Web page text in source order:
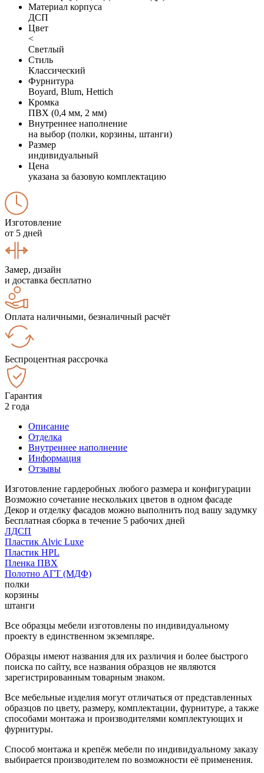
Материал корпуса
ДСП
Цвет
<
Светлый
Стиль
Классический
Фурнитура
Boyard, Blum, Hettich
Кромка
ПВХ (0,4 мм, 2 мм)
Внутреннее наполнение
на выбор (полки, корзины, штанги)
Размер
индивидуальный
Цена
указана за базовую комплектацию
Изготовление
от 5 дней
Замер, дизайн
и доставка бесплатно
Оплата наличными, безналичный расчёт
Беспроцентная рассрочка
Гарантия
2 года
Описание
Отделка
Внутреннее наполнение
Информация
Отзывы
Изготовление гардеробных любого размера и конфигурации
Возможно сочетание нескольких цветов в одном фасаде
Декор и отделку фасадов можно выполнить под вашу задумку
Бесплатная сборка в течение 5 рабочих дней
ЛДСП
Пластик Alvic Luxe
Пластик HPL
Пленка ПВХ
Полотно АГТ (МДФ)
полки
корзины
штанги
Все образцы мебели изготовлены по индивидуальному
проекту в единственном экземпляре.
Образцы имеют названия для их различия и более быстрого
поиска по сайту, все названия образцов не являются
зарегистрированным товарным знаком.
Все мебельные изделия могут отличаться от представленных
образцов по цвету, размеру, комплектации, фурнитуре, а также
способами монтажа и производителями комплектующих и
фурнитуры.
Способ монтажа и крепёж мебели по индивидуальному заказу
выбирается производителем по возможности её применения.